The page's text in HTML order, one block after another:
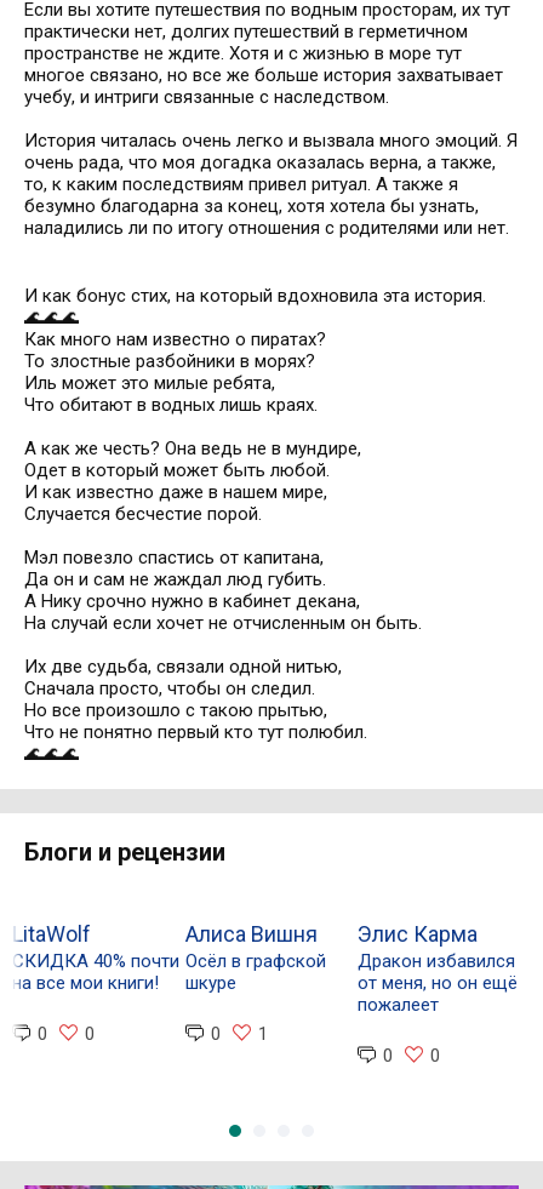
Если вы хотите путешествия по водным просторам, их тут
практически нет, долгих путешествий в герметичном
пространстве не ждите. Хотя и с жизнью в море тут
многое связано, но все же больше история захватывает
учебу, и интриги связанные с наследством.
История читалась очень легко и вызвала много эмоций. Я
очень рада, что моя догадка оказалась верна, а также,
то, к каким последствиям привел ритуал. А также я
безумно благодарна за конец, хотя хотела бы узнать,
наладились ли по итогу отношения с родителями или нет.
И как бонус стих, на который вдохновила эта история.
🌊🌊🌊
Как много нам известно о пиратах?
То злостные разбойники в морях?
Иль может это милые ребята,
Что обитают в водных лишь краях.
А как же честь? Она ведь не в мундире,
Одет в который может быть любой.
И как известно даже в нашем мире,
Случается бесчестие порой.
Мэл повезло спастись от капитана,
Да он и сам не жаждал люд губить.
А Нику срочно нужно в кабинет декана,
На случай если хочет не отчисленным он быть.
Их две судьба, связали одной нитью,
Сначала просто, чтобы он следил.
Но все произошло с такою прытью,
Что не понятно первый кто тут полюбил.
🌊🌊🌊
Блоги и рецензии
LitaWolf
CКИДКА 40% почти
на все мои книги!
0 0
Алиса Вишня
Осёл в графской
шкуре
0 1
Элис Карма
Дракон избавился
от меня, но он ещё
пожалеет
0 0